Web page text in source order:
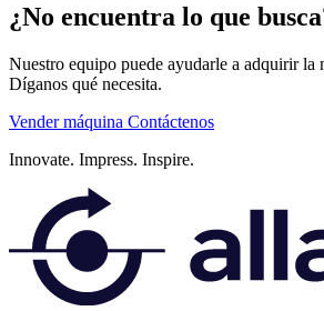
¿No encuentra lo que
Nuestro equipo puede ayudarle a adquirir la
Díganos qué necesita.
Vender máquina Contáctenos
Innovate. Impress. Inspire.